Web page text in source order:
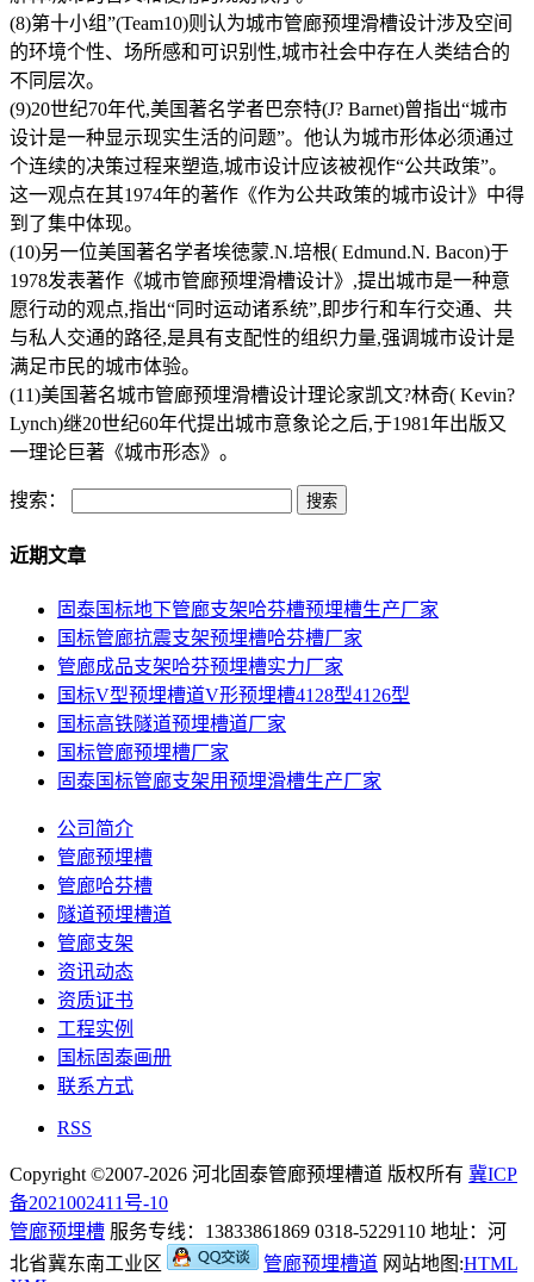
(8)第十小组”(Team10)则认为城市管廊预埋滑槽设计涉及空间
的环境个性、场所感和可识别性,城市社会中存在人类结合的
不同层次。
(9)20世纪70年代,美国著名学者巴奈特(J? Barnet)曾指出“城市
设计是一种显示现实生活的问题”。他认为城市形体必须通过
个连续的决策过程来塑造,城市设计应该被视作“公共政策”。
这一观点在其1974年的著作《作为公共政策的城市设计》中得
到了集中体现。
(10)另一位美国著名学者埃徳蒙.N.培根( Edmund.N. Bacon)于
1978发表著作《城市管廊预埋滑槽设计》,提出城市是一种意
愿行动的观点,指出“同时运动诸系统”,即步行和车行交通、共
与私人交通的路径,是具有支配性的组织力量,强调城市设计是
满足市民的城市体验。
(11)美国著名城市管廊预埋滑槽设计理论家凯文?林奇( Kevin?
Lynch)继20世纪60年代提出城市意象论之后,于1981年出版又
一理论巨著《城市形态》。
搜索：
近期文章
固泰国标地下管廊支架哈芬槽预埋槽生产厂家
国标管廊抗震支架预埋槽哈芬槽厂家
管廊成品支架哈芬预埋槽实力厂家
国标V型预埋槽道V形预埋槽4128型4126型
国标高铁隧道预埋槽道厂家
国标管廊预埋槽厂家
固泰国标管廊支架用预埋滑槽生产厂家
公司简介
管廊预埋槽
管廊哈芬槽
隧道预埋槽道
管廊支架
资讯动态
资质证书
工程实例
国标固泰画册
联系方式
RSS
Copyright ©2007-2026 河北固泰管廊预埋槽道 版权所有 冀ICP
备2021002411号-10
管廊预埋槽 服务专线：13833861869 0318-5229110 地址：河
北省冀东南工业区
管廊预埋槽道 网站地图:HTML